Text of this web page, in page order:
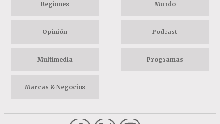
Regiones Mundo
Opinión Podcast
Multimedia Programas
Marcas & Negocios